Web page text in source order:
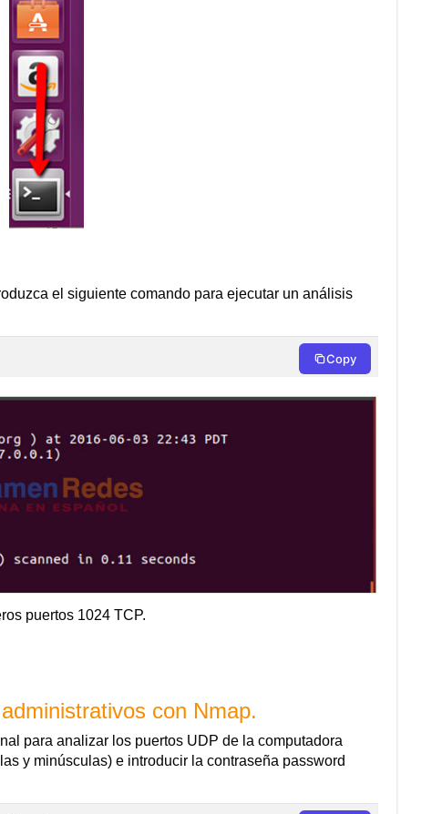
el siguiente comando para ejecutar un análisis
Copy
puertos 1024 TCP.
con Nmap.
para analizar los puertos UDP de la computadora
y minúsculas) e introducir la contraseña password